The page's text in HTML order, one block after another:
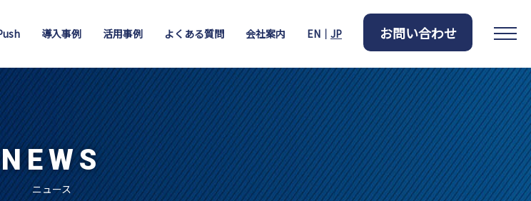
導入事例 活用事例 よくある質問 会社案内 EN｜ JP お問い合わせ
NEWS
ニュース